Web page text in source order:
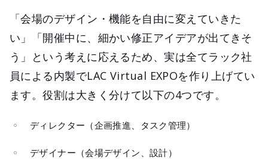
「会場のデザイン・機能を自由に変えていきた
い」「開催中に、細かい修正アイデアが出てきそ
う」という考えに応えるため、実は全てラック社
員による内製でLAC Virtual EXPOを作り上げてい
ます。役割は大きく分けて以下の4つです。
ディレクター（企画推進、タスク管理）
デザイナー（会場デザイン、設計）